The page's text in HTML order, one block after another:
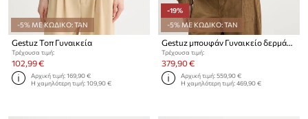
-5% ΜΕ ΚΩΔΙΚΟ: TAN
Gestuz Τοπ Γυναικεία
Τρέχουσα τιμή:
102,99 €
Αρχική τιμή:169,90 €
Η χαμηλότερη τιμή:109,90 €
-19%
-5% ΜΕ ΚΩΔΙΚΟ: TAN
Gestuz μπουφάν Γυναικείο δερμάτινο
Τρέχουσα τιμή:
379,90 €
Αρχική τιμή:559,90 €
Η χαμηλότερη τιμή:469,90 €